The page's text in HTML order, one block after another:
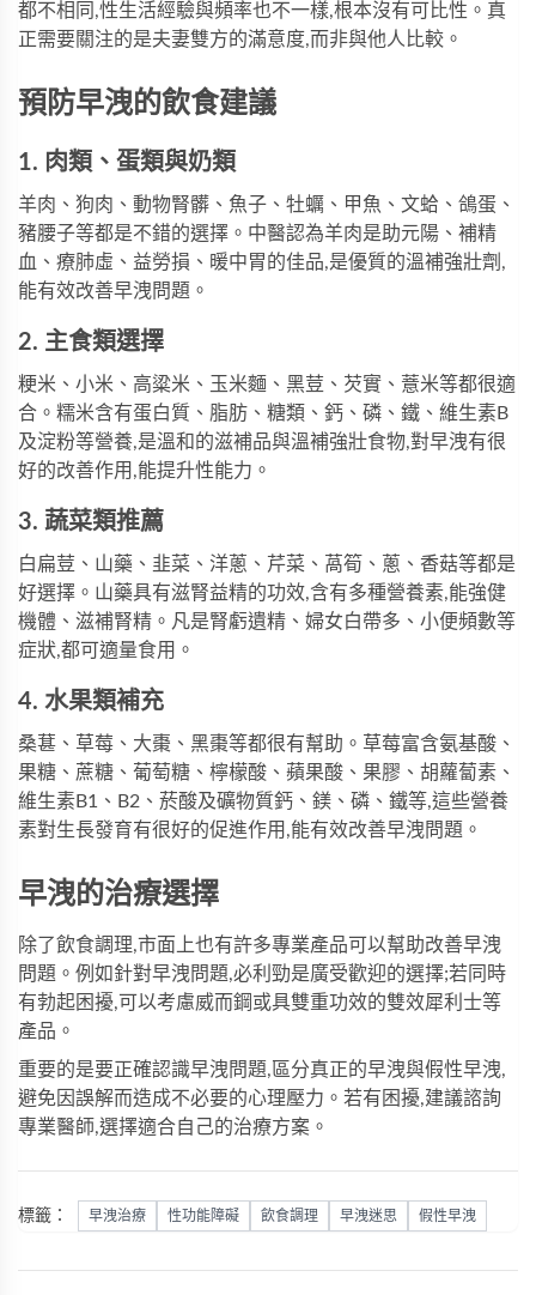
都不相同,性生活經驗與頻率也不一樣,根本沒有可比性。真
正需要關注的是夫妻雙方的滿意度,而非與他人比較。
預防早洩的飲食建議
1. 肉類、蛋類與奶類
羊肉、狗肉、動物腎髒、魚子、牡蠣、甲魚、文蛤、鴿蛋、
豬腰子等都是不錯的選擇。中醫認為羊肉是助元陽、補精
血、療肺虛、益勞損、暖中胃的佳品,是優質的溫補強壯劑,
能有效改善早洩問題。
2. 主食類選擇
粳米、小米、高粱米、玉米麵、黑荳、芡實、薏米等都很適
合。糯米含有蛋白質、脂肪、糖類、鈣、磷、鐵、維生素B
及淀粉等營養,是溫和的滋補品與溫補強壯食物,對早洩有很
好的改善作用,能提升性能力。
3. 蔬菜類推薦
白扁荳、山藥、韭菜、洋蔥、芹菜、萵筍、蔥、香菇等都是
好選擇。山藥具有滋腎益精的功效,含有多種營養素,能強健
機體、滋補腎精。凡是腎虧遺精、婦女白帶多、小便頻數等
症狀,都可適量食用。
4. 水果類補充
桑葚、草莓、大棗、黑棗等都很有幫助。草莓富含氨基酸、
果糖、蔗糖、葡萄糖、檸檬酸、蘋果酸、果膠、胡蘿蔔素、
維生素B1、B2、菸酸及礦物質鈣、鎂、磷、鐵等,這些營養
素對生長發育有很好的促進作用,能有效改善早洩問題。
早洩的治療選擇
除了飲食調理,市面上也有許多專業產品可以幫助改善早洩
問題。例如針對早洩問題,必利勁是廣受歡迎的選擇;若同時
有勃起困擾,可以考慮威而鋼或具雙重功效的雙效犀利士等
產品。
重要的是要正確認識早洩問題,區分真正的早洩與假性早洩,
避免因誤解而造成不必要的心理壓力。若有困擾,建議諮詢
專業醫師,選擇適合自己的治療方案。
標籤： 早洩治療 性功能障礙 飲食調理 早洩迷思 假性早洩